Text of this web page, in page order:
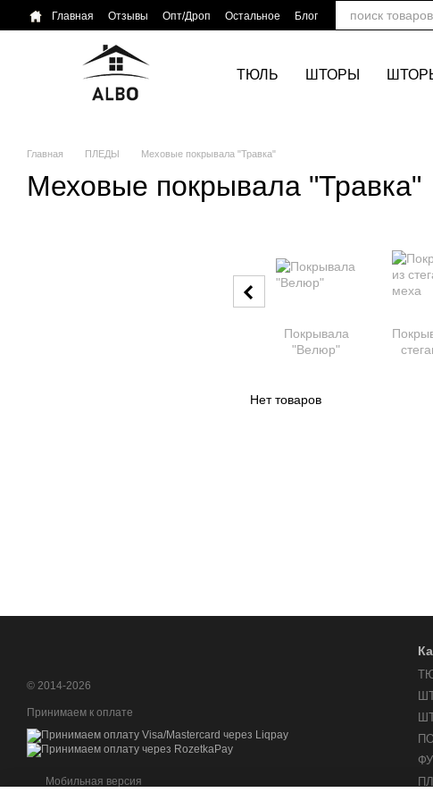
Перейти к основному контенту
Главная Отзывы Опт/Дроп Остальное Блог
ТЮЛЬ ШТОРЫ
Главная ПЛЕДЫ Меховые покрывала "Травка"
Меховые покрывала "Травка"
Покрывала
"Велюр"
Нет товаров
© 2014-2026
Принимаем к оплате
Мобильная версия